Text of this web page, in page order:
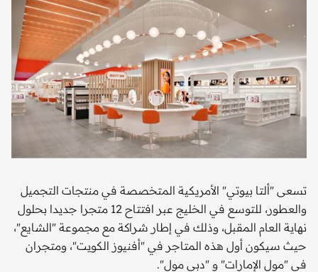
تسعى "ألتا بيوتي" الأمريكية المتخصصة في منتجات التجميل
والعطور، للتوسع في الخليج عبر افتتاح 12 متجرا جديدا بحلول
نهاية العام المقبل، وذلك في إطار شراكة مع مجموعة "الشايع"،
حيث سيكون أول هذه المتاجر في "أفنيوز الكويت"، ومتجران
في "مول الإمارات" و "دبي مول".